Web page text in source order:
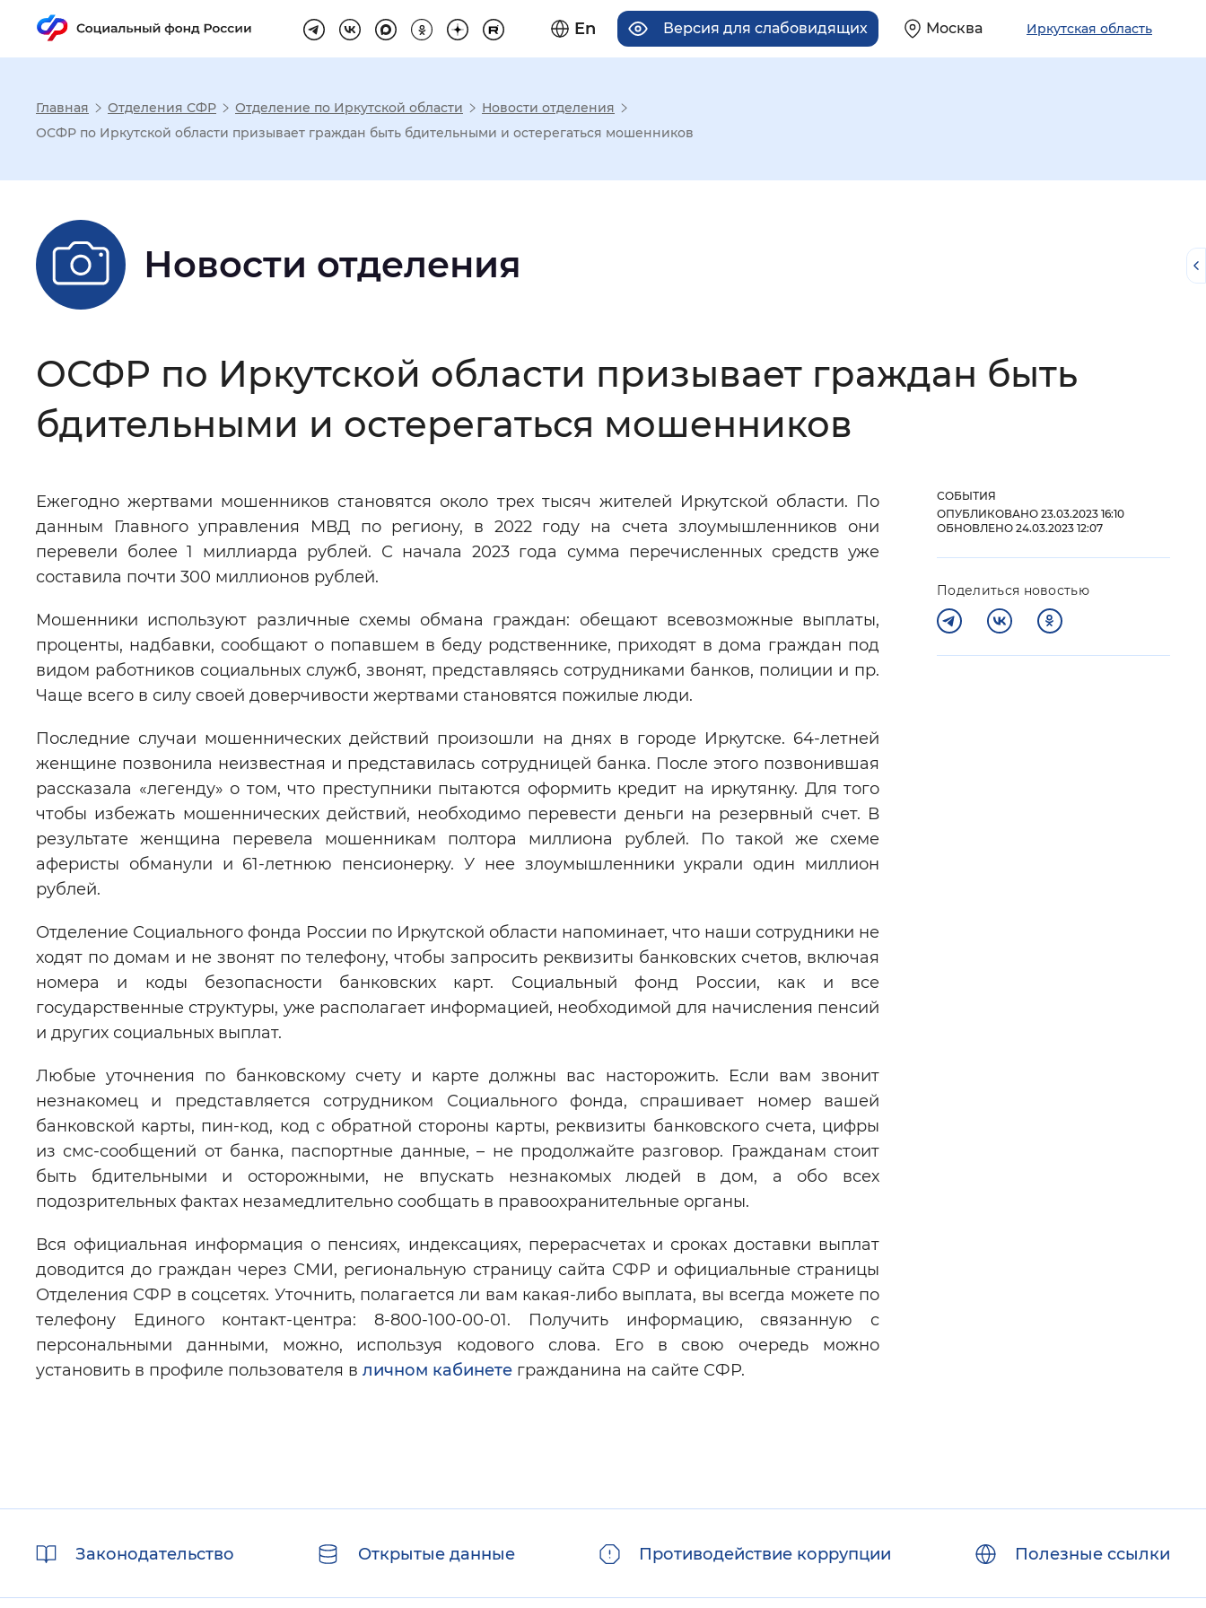
En Версия для слабовидящих Москва Иркутская область
Настройка режима отображения
Шрифт: Без засечек С засечками
Интервал между буквами Нормальный
Цвет сайта: Монохромный Инверсивный монохромный Синий фон
Изображения: Включены Выключены
Звуковой ассистент: Воспроизвести
Вернуть стандартные настройки
Главная Отделения СФР Отделение по Иркутской области
Новости отделения
ОСФР по Иркутской области призывает граждан быть бдительными и остерегаться мошенников
Новости отделения
ОСФР по Иркутской области призывает граждан быть
бдительными и остерегаться мошенников
Ежегодно жертвами мошенников становятся около трех тысяч жителей Иркутской области. По
данным Главного управления МВД по региону, в 2022 году на счета злоумышленников они
перевели более 1 миллиарда рублей. С начала 2023 года сумма перечисленных средств уже
составила почти 300 миллионов рублей.
Мошенники используют различные схемы обмана граждан: обещают всевозможные выплаты,
проценты, надбавки, сообщают о попавшем в беду родственнике, приходят в дома граждан под
видом работников социальных служб, звонят, представляясь сотрудниками банков, полиции и пр.
Чаще всего в силу своей доверчивости жертвами становятся пожилые люди.
Последние случаи мошеннических действий произошли на днях в городе Иркутске. 64-летней
женщине позвонила неизвестная и представилась сотрудницей банка. После этого позвонившая
рассказала «легенду» о том, что преступники пытаются оформить кредит на иркутянку. Для того
чтобы избежать мошеннических действий, необходимо перевести деньги на резервный счет. В
результате женщина перевела мошенникам полтора миллиона рублей. По такой же схеме
аферисты обманули и 61-летнюю пенсионерку. У нее злоумышленники украли один миллион
рублей.
Отделение Социального фонда России по Иркутской области напоминает, что наши сотрудники не
ходят по домам и не звонят по телефону, чтобы запросить реквизиты банковских счетов, включая
номера и коды безопасности банковских карт. Социальный фонд России, как и все
государственные структуры, уже располагает информацией, необходимой для начисления пенсий
и других социальных выплат.
Любые уточнения по банковскому счету и карте должны вас насторожить. Если вам звонит
незнакомец и представляется сотрудником Социального фонда, спрашивает номер вашей
банковской карты, пин-код, код с обратной стороны карты, реквизиты банковского счета, цифры
из смс-сообщений от банка, паспортные данные, – не продолжайте разговор. Гражданам стоит
быть бдительными и осторожными, не впускать незнакомых людей в дом, а обо всех
подозрительных фактах незамедлительно сообщать в правоохранительные органы.
Вся официальная информация о пенсиях, индексациях, перерасчетах и сроках доставки выплат
доводится до граждан через СМИ, региональную страницу сайта СФР и официальные страницы
Отделения СФР в соцсетях. Уточнить, полагается ли вам какая-либо выплата, вы всегда можете по
телефону Единого контакт-центра: 8-800-100-00-01. Получить информацию, связанную с
персональными данными, можно, используя кодового слова. Его в свою очередь можно
установить в профиле пользователя в личном кабинете гражданина на сайте СФР.
СОБЫТИЯ
ОПУБЛИКОВАНО 23.03.2023 16:10
ОБНОВЛЕНО 24.03.2023 12:07
Поделиться новостью
ссылкиЗаконодательство Открытые данные Противодействие коррупции Полезные ссылки